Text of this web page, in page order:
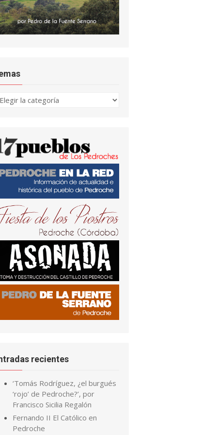
recientes
‘Tomás Rodríguez, ¿el burgués
‘rojo’ de Pedroche?’, por
Francisco Sicilia Regalón
Fernando II El Católico en
Pedroche